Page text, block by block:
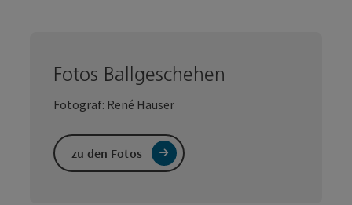
Fotos Ballgeschehen
Fotograf: René Hauser
zu den Fotos